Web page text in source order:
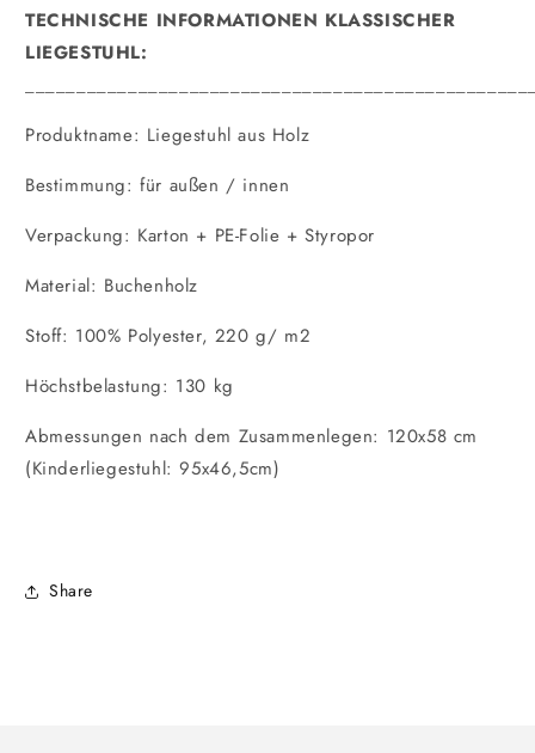
TECHNISCHE INFORMATIONEN KLASSISCHER
LIEGESTUHL:
Produktname: Liegestuhl aus Holz
Bestimmung: für außen / innen
Verpackung: Karton + PE-Folie + Styropor
Material: Buchenholz
Stoff: 100% Polyester, 220 g/ m2
Höchstbelastung: 130 kg
Abmessungen nach dem Zusammenlegen: 120x58 cm
(Kinderliegestuhl: 95x46,5cm)
Share